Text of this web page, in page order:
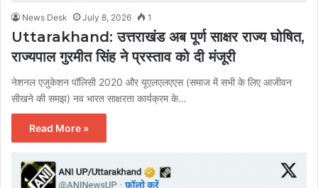
News Desk July 8, 2026 1
Uttarakhand: उत्तराखंड अब पूर्ण साक्षर राज्य घोषित,
राज्यपाल गुरमीत सिंह ने प्रस्ताव को दी मंजूरी
नेशनल एजुकेशन पॉलिसी 2020 और यूएलएलएएस (समाज में सभी के लिए आजीवन
सीखने की समझ) नव भारत साक्षरता कार्यक्रम के…
Read More »